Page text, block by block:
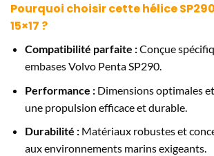
Pourquoi choisir cette hélice
15×17 ?
Compatibilité parfaite :Conçue
embases Volvo Penta SP290.
Performance :Dimensions optimales
une propulsion efficace et durable.
Durabilité :Matériaux robustes et
aux environnements marins exigeants.